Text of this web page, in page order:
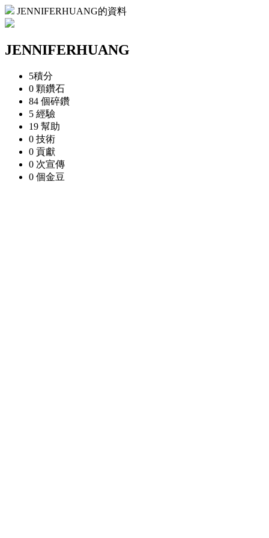
JENNIFERHUANG的資料
JENNIFERHUANG
5積分
0 顆鑽石
84 個碎鑽
5 經驗
19 幫助
0 技術
0 貢獻
0 次宣傳
0 個金豆